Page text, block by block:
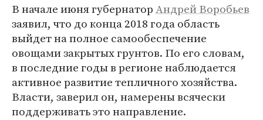
В начале июня губернаторАндрей Воробьев
заявил, что до конца 2018 года область
выйдет на полное самообеспечение
овощами закрытых грунтов. По его словам,
в последние годы в регионе наблюдается
активное развитие тепличного хозяйства.
Власти, заверил он, намерены всячески
поддерживать это направление.